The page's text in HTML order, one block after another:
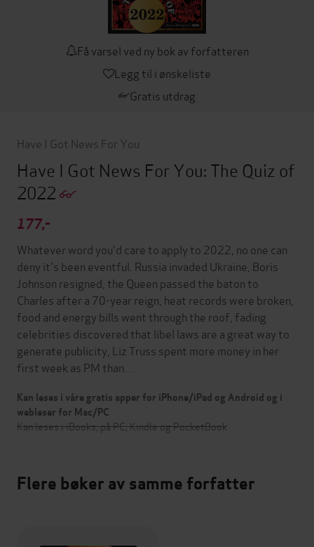
Få varsel ved ny bok av forfatteren
Legg til i ønskeliste
Gratis utdrag
Have I Got News For You
Have I Got News For You: The Quiz of
2022
177,-
Whatever word you'd care to apply to 2022, no one can
deny it's been eventful. Russia invaded Ukraine, Boris
Johnson resigned, the Queen passed the baton to
Charles after a 70-year reign, heat records were broken,
food and energy bills went through the roof, fading
celebrities discovered that libel laws are a great way to
generate publicity, Liz Truss spent more money in her
first week as PM than…
Kan leses i våre gratis apper for iPhone/iPad og Android og i
webleser for Mac/PC
Kan leses i iBooks, på PC, Kindle og PocketBook
Flere bøker av samme forfatter